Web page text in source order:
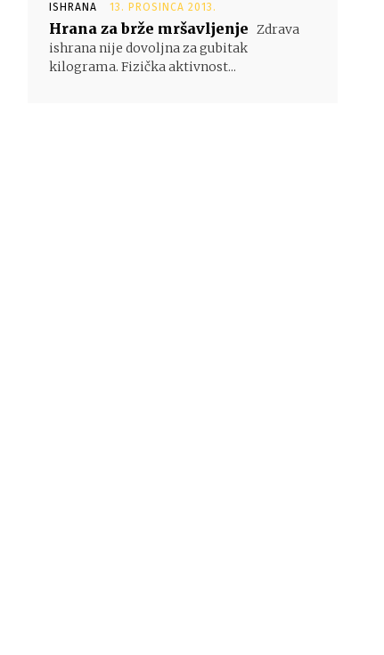
ISHRANA 13. PROSINCA 2013.
Hrana za brže mršavljenje Zdrava
ishrana nije dovoljna za gubitak
kilograma. Fizička aktivnost...